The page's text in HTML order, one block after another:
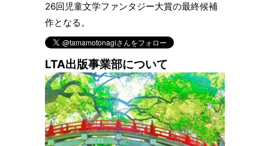
26回児童文学ファンタジー大賞の最終候補
作となる。
LTA出版事業部について